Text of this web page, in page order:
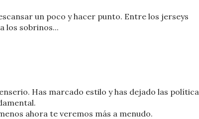
un poco y hacer punto. Entre los jerseys
los sobrinos...
Has marcado estilo y has dejado las
ahora te veremos más a menudo.